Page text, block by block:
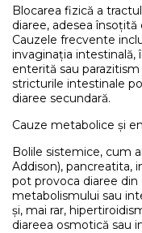
Blocarea fizică a
diaree, adesea
Cauzele frecvente
invaginația intestinală,
enterită sau
stricturile intestinale
diaree secundară.
Cauze metabolice și
Bolile sistemice, cum
Addison), pancreatita,
pot provoca diaree din
metabolismului sau
și, mai rar,
diareea osmotică sau